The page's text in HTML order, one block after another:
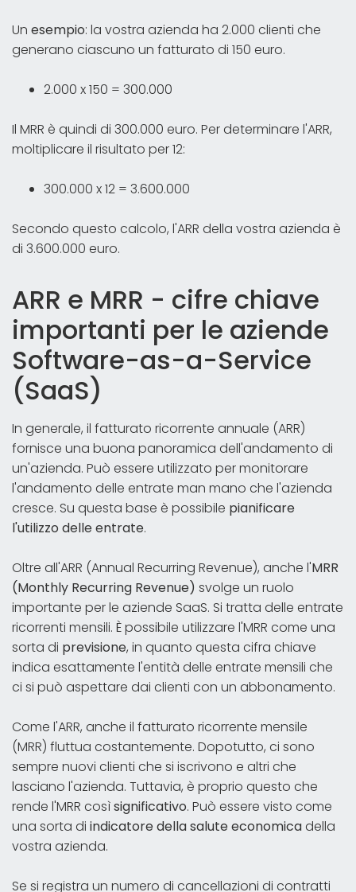
Un esempio: la vostra azienda ha 2.000 clienti che
generano ciascuno un fatturato di 150 euro.
2.000 x 150 = 300.000
Il MRR è quindi di 300.000 euro. Per determinare l'ARR,
moltiplicare il risultato per 12:
300.000 x 12 = 3.600.000
Secondo questo calcolo, l'ARR della vostra azienda è
di 3.600.000 euro.
ARR e MRR - cifre chiave
importanti per le aziende
Software-as-a-Service
(SaaS)
In generale, il fatturato ricorrente annuale (ARR)
fornisce una buona panoramica dell'andamento di
un'azienda. Può essere utilizzato per monitorare
l'andamento delle entrate man mano che l'azienda
cresce. Su questa base è possibile pianificare
l'utilizzo delle entrate.
Oltre all'ARR (Annual Recurring Revenue), anche l'MRR
(Monthly Recurring Revenue) svolge un ruolo
importante per le aziende SaaS. Si tratta delle entrate
ricorrenti mensili. È possibile utilizzare l'MRR come una
sorta di previsione, in quanto questa cifra chiave
indica esattamente l'entità delle entrate mensili che
ci si può aspettare dai clienti con un abbonamento.
Come l'ARR, anche il fatturato ricorrente mensile
(MRR) fluttua costantemente. Dopotutto, ci sono
sempre nuovi clienti che si iscrivono e altri che
lasciano l'azienda. Tuttavia, è proprio questo che
rende l'MRR cosìsignificativo. Può essere visto come
una sorta di indicatore della salute economicadella
vostra azienda.
Se si registra un numero di cancellazioni di contratti